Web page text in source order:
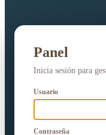
Panel
Inicia sesión para
Usuario
Contraseña